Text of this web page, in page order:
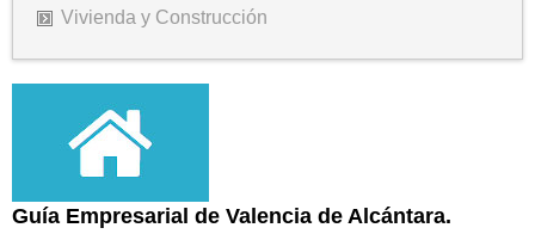
Vivienda y Construcción
Guía Empresarial de Valencia de Alcántara.